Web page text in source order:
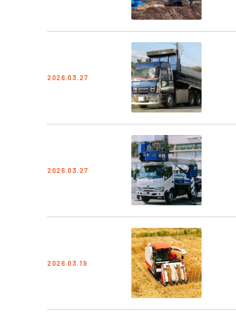
2026.03.27
2026.03.27
2026.03.19